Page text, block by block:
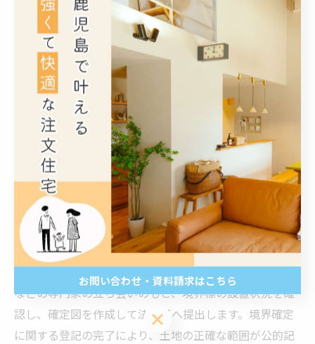
が大きいため可能な限り話し合いで解決することが望ま
しいです。こうした関係者間の丁寧な確認作業は、敷地
の安全な利用や建築のスムーズな進行に直結するため、
注文住宅建築において非常に重要なプロセスとなりま
確定した境界を法的に記録するための手続きと登記
境界の合意が形成された後には、確定した境界を法的に
記録し、権利関係を明確にするための登記手続きが行わ
れます。この手続きは、不動産登記簿に境界確定の結果
を反映させるもので、将来的な境界紛争を防止するため
の法的な根拠となります。具体的には、土地家屋調査士
などの専門家の立ち会いのもと、境界標の設置状況を確
認し、確定図を作成して法務局へ提出します。境界確定
に関する登記の完了により、土地の正確な範囲が公的記
お問い合わせ・資料請求はこちら
お問い合わせ・資料請求はこちら